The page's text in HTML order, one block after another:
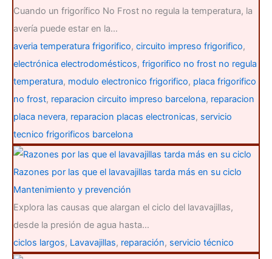
Cuando un frigorífico No Frost no regula la temperatura, la
avería puede estar en la…
averia temperatura frigorifico, circuito impreso frigorifico,
electrónica electrodomésticos, frigorifico no frost no regula
temperatura, modulo electronico frigorifico, placa frigorifico
no frost, reparacion circuito impreso barcelona, reparacion
placa nevera, reparacion placas electronicas, servicio
tecnico frigorificos barcelona
Razones por las que el lavavajillas tarda más en su ciclo
Mantenimiento y prevención
Explora las causas que alargan el ciclo del lavavajillas,
desde la presión de agua hasta…
ciclos largos, Lavavajillas, reparación, servicio técnico